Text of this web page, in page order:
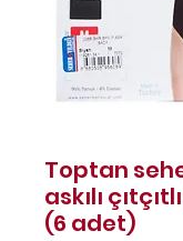
Toptan
askılı
(6 adet)